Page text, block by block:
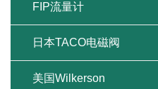
FIP流量计
日本TACO电磁阀
美国Wilkerson